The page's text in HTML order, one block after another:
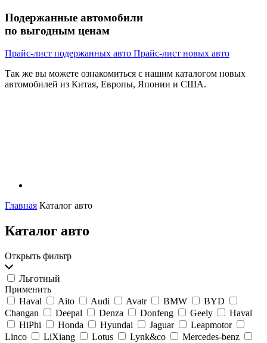
Подержанные автомобили
по выгодным ценам
Прайс-лист подержанных авто Прайс-лист новых авто
Так же вы можете ознакомиться с нашим каталогом новых
автомобилей из Китая, Европы, Японии и США.
Главная Каталог авто
Каталог авто
Открыть фильтр
Льготный
Применить
Haval
Aito Audi Avatr BMW
BYD
Changan
Deepal Denza Donfeng Geely
Haval
HiPhi
Honda Hyundai Jaguar
Leapmotor
Linco
LiXiang Lotus Lynk&co
Mercedes-benz